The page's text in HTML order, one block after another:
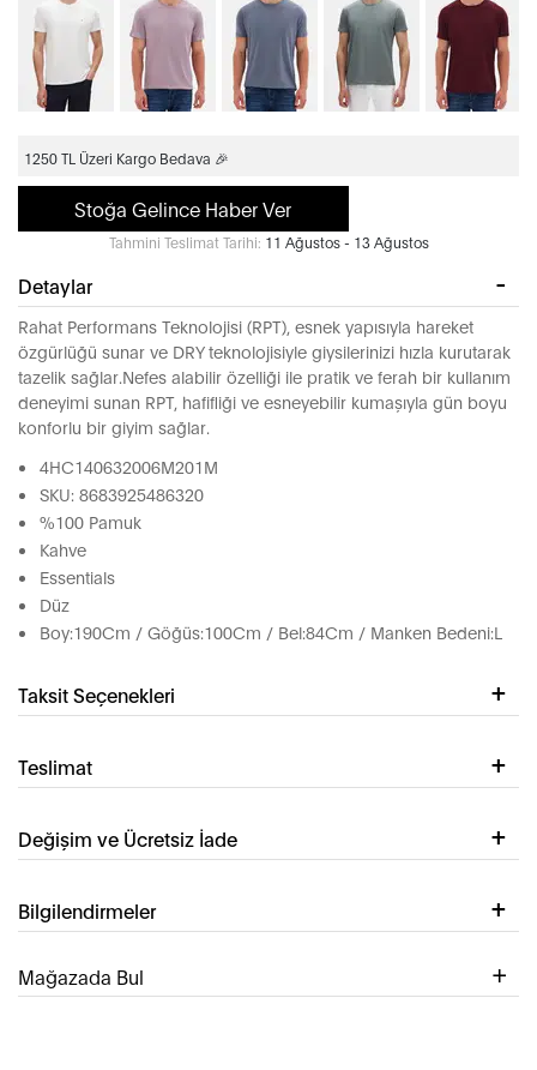
1250 TL Üzeri Kargo Bedava 🎉
Stoğa Gelince Haber Ver
Tahmini Teslimat Tarihi: 11 Ağustos - 13 Ağustos
Detaylar
Rahat Performans Teknolojisi (RPT), esnek yapısıyla hareket
özgürlüğü sunar ve DRY teknolojisiyle giysilerinizi hızla kurutarak
tazelik sağlar.Nefes alabilir özelliği ile pratik ve ferah bir kullanım
deneyimi sunan RPT, hafifliği ve esneyebilir kumaşıyla gün boyu
konforlu bir giyim sağlar.
4HC140632006M201M
SKU: 8683925486320
%100 Pamuk
Kahve
Essentials
Düz
Boy:190Cm / Göğüs:100Cm / Bel:84Cm / Manken Bedeni:L
Taksit Seçenekleri
Teslimat
Değişim ve Ücretsiz İade
Bilgilendirmeler
Mağazada Bul